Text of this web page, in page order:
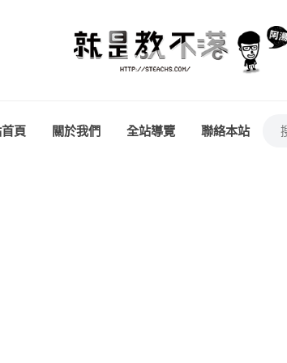
頁 關於我們 全站導覽 聯絡本站